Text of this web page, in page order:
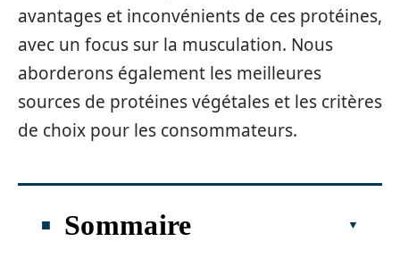
avantages et inconvénients de ces protéines,
avec un focus sur la musculation. Nous
aborderons également les meilleures
sources de protéines végétales et les critères
de choix pour les consommateurs.
Sommaire